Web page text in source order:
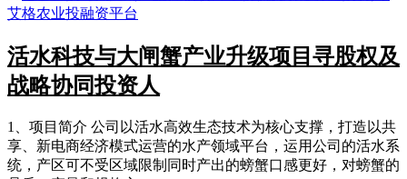
活水科技与大闸蟹产业升级项目寻股权及
战略协同投资人
1、项目简介 公司以活水高效生态技术为核心支撑，打造以共
享、新电商经济模式运营的水产领域平台，运用公司的活水系
统，产区可不受区域限制同时产出的螃蟹口感更好，对螃蟹的